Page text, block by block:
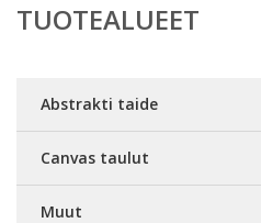
TUOTEALUEET
Abstrakti taide
Canvas taulut
Muut